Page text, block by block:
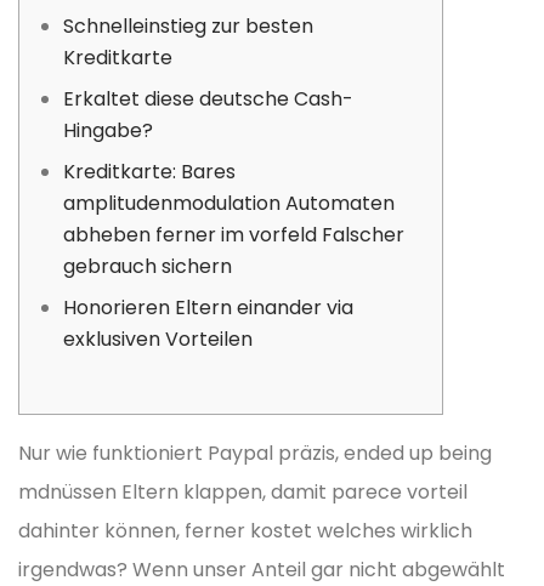
Schnell­einstieg zur besten
Kreditkarte
Erkaltet diese deutsche Cash-
Hingabe?
Kreditkarte: Bares
amplitudenmodulation Automaten
abheben ferner im vorfeld Falscher
gebrauch sichern
Honorieren Eltern einander via
exklusiven Vorteilen
Nur wie funktioniert Paypal präzis, ended up being
mdnüssen Eltern klappen, damit parece vorteil
dahinter können, ferner kostet welches wirklich
irgendwas? Wenn unser Anteil gar nicht abge­wählt